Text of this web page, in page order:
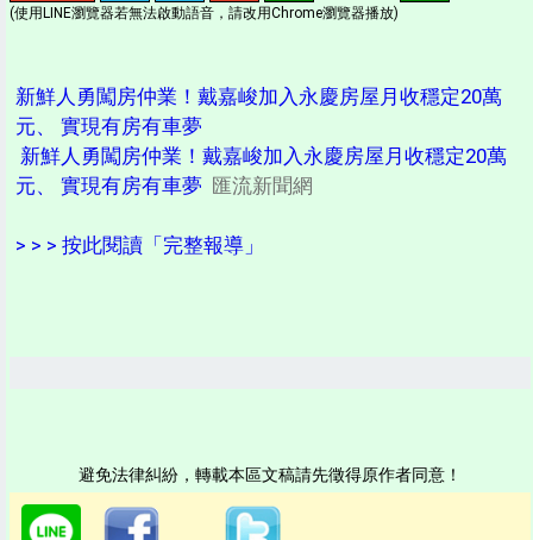
(使用LINE瀏覽器若無法啟動語音，請改用Chrome瀏覽器播放)
新鮮人勇闖房仲業！戴嘉峻加入永慶房屋月收穩定20萬
元、 實現有房有車夢
新鮮人勇闖房仲業！戴嘉峻加入永慶房屋月收穩定20萬
元、 實現有房有車夢 匯流新聞網
> > > 按此閱讀「完整報導」
避免法律糾紛，轉載本區文稿請先徵得原作者同意！